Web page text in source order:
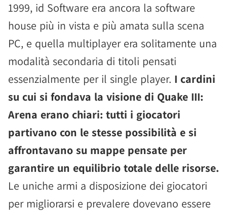
1999, id Software era ancora la software
house più in vista e più amata sulla scena
PC, e quella multiplayer era solitamente una
modalità secondaria di titoli pensati
essenzialmente per il single player. I cardini
su cui si fondava la visione di Quake III:
Arena erano chiari: tutti i giocatori
partivano con le stesse possibilità e si
affrontavano su mappe pensate per
garantire un equilibrio totale delle risorse.
Le uniche armi a disposizione dei giocatori
per migliorarsi e prevalere dovevano essere